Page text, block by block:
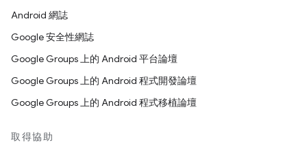
Android 網誌
Google 安全性網誌
Google Groups 上的 Android 平台論壇
Google Groups 上的 Android 程式開發論壇
Google Groups 上的 Android 程式移植論壇
取得協助